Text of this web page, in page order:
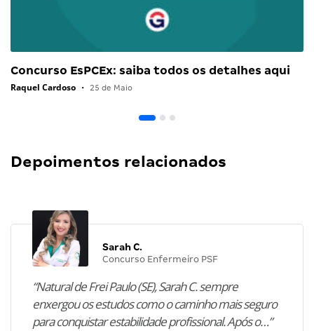
Concurso EsPCEx: saiba todos os detalhes aqui
Raquel Cardoso • 25 de Maio
Depoimentos relacionados
Sarah C.
Concurso Enfermeiro PSF
“Natural de Frei Paulo (SE), Sarah C. sempre
enxergou os estudos como o caminho mais seguro
para conquistar estabilidade profissional. Após o…”